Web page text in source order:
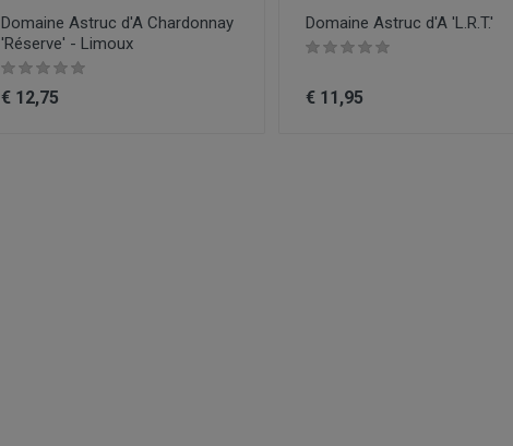
Domaine Astruc d'A Chardonnay
'Réserve' - Limoux
€ 12,75
Domaine Astruc d'A 'L.R.T.'
€ 11,95